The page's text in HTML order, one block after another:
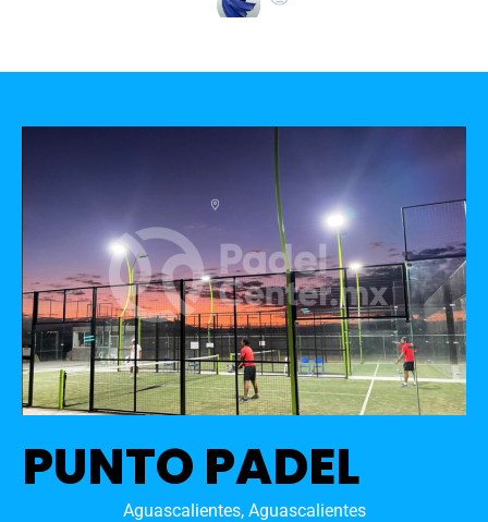
PUNTO PADEL
Aguascalientes, Aguascalientes